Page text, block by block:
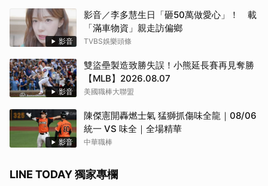
影音
影音／李多慧生日「砸50萬做愛心」！ 載
「滿車物資」親走訪偏鄉
TVBS娛樂頭條
影音
雙盜壘製造致勝失誤！小熊延長賽再見奪勝
【MLB】2026.08.07
美國職棒大聯盟
影音
陳傑憲開轟燃士氣 猛獅抓傷味全龍｜08/06
統一 VS 味全｜全場精華
中華職棒
LINE TODAY 獨家專欄